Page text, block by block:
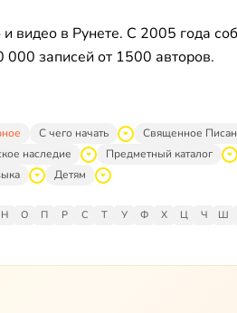
видео в Рунете. С 2005 года
записей от 1500 авторов.
С чего начать
Священное
наследие
Предметный каталог
Детям
Н О П Р С Т У Ф Х Ц Ч Ш